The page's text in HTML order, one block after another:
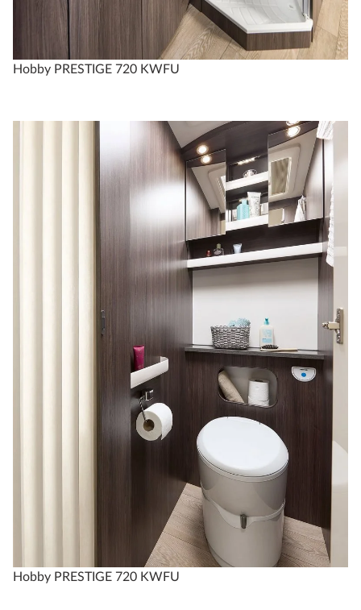
Hobby PRESTIGE 720 KWFU
Hobby PRESTIGE 720 KWFU